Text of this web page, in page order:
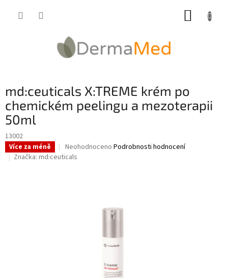
md:ceuticals X:TREME krém po
chemickém peelingu a mezoterapii
50ml
13002
Více za méně
Průměrné
hodnocení
Neohodnoceno Podrobnosti hodnocení
Značka: md:ceuticals